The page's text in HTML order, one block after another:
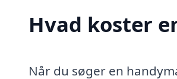
Hvad koster
Når du søger en